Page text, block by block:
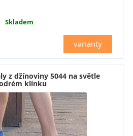
Skladem
varianty
z džínoviny 5044 na světle
klínku